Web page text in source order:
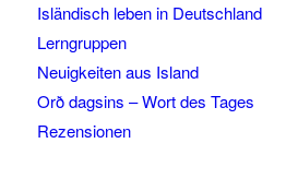
Isländisch leben in Deutschland
Lerngruppen
Neuigkeiten aus Island
Orð dagsins – Wort des Tages
Rezensionen